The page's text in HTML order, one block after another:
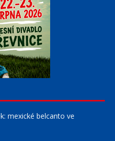
mexické belcanto ve